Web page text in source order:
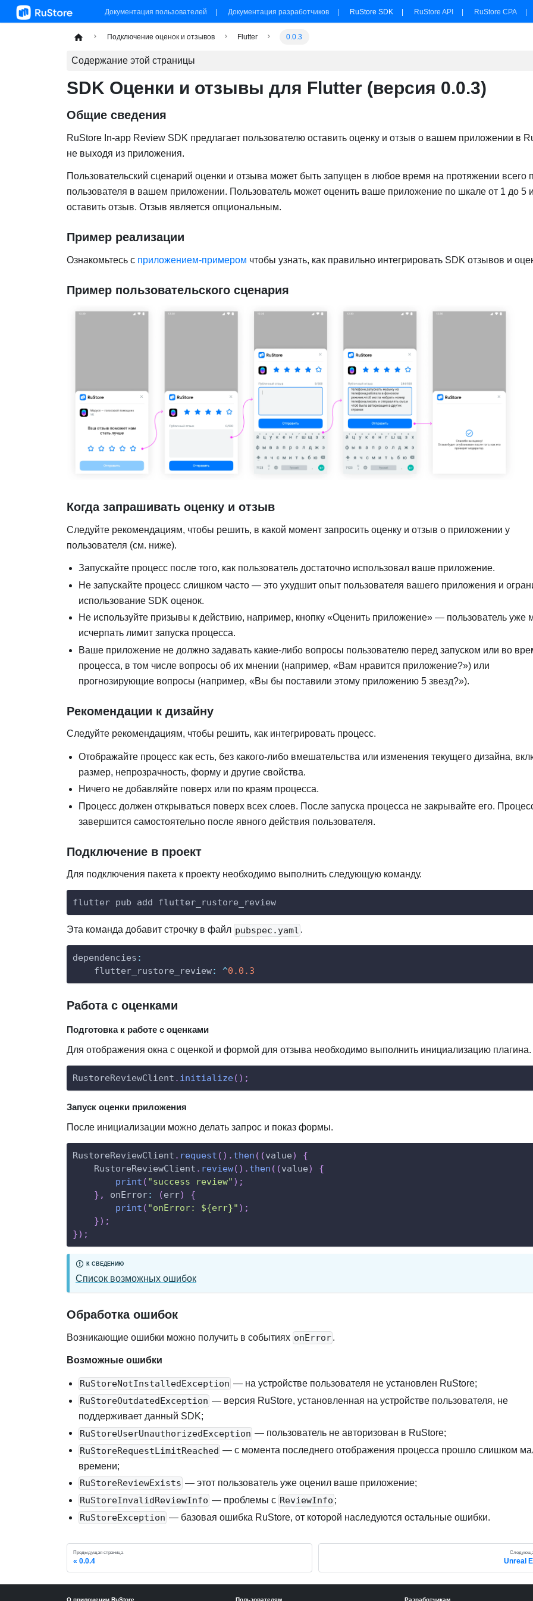
Документация пользователей Документация разработчиков RuStore SDK RuStore API RuStore CPA
Подключение оценок и отзывов Flutter 0.0.3
Содержание этой страницы
SDK Оценки и отзывы для Flutter (версия 0.0.3)
Общие сведения
RuStore In-app Review SDK предлагает пользователю оставить оценку и отзыв о вашем приложении в
не выходя из приложения.
Пользовательский сценарий оценки и отзыва может быть запущен в любое время на протяжении всего
пользователя в вашем приложении. Пользователь может оценить ваше приложение по шкале от 1 до 5
оставить отзыв. Отзыв является опциональным.
Пример реализации
Ознакомьтесь с приложением-примером чтобы узнать, как правильно интегрировать SDK отзывов и
Пример пользовательского сценария
Когда запрашивать оценку и отзыв
Следуйте рекомендациям, чтобы решить, в какой момент запросить оценку и отзыв о приложении у
пользователя (см. ниже).
Запускайте процесс после того, как пользователь достаточно использовал ваше приложение.
Не запускайте процесс слишком часто — это ухудшит опыт пользователя вашего приложения и
использование SDK оценок.
Не используйте призывы к действию, например, кнопку «Оценить приложение» — пользователь уже
исчерпать лимит запуска процесса.
Ваше приложение не должно задавать какие-либо вопросы пользователю перед запуском или во
процесса, в том числе вопросы об их мнении (например, «Вам нравится приложение?») или
прогнозирующие вопросы (например, «Вы бы поставили этому приложению 5 звезд?»).
Рекомендации к дизайну
Следуйте рекомендациям, чтобы решить, как интегрировать процесс.
Отображайте процесс как есть, без какого-либо вмешательства или изменения текущего дизайна,
размер, непрозрачность, форму и другие свойства.
Ничего не добавляйте поверх или по краям процесса.
Процесс должен открываться поверх всех слоев. После запуска процесса не закрывайте его.
завершится самостоятельно после явного действия пользователя.
Подключение в проект
Для подключения пакета к проекту необходимо выполнить следующую команду.
flutter pub add flutter_rustore_review
Эта команда добавит строчку в файл pubspec.yaml .
dependencies :
flutter_rustore_review: ^0.0 .3
Работа с оценками
Подготовка к работе с оценками
Для отображения окна с оценкой и формой для отзыва необходимо выполнить инициализацию плагина.
RustoreReviewClient . initialize( ) ;
Запуск оценки приложения
После инициализации можно делать запрос и показ формы.
RustoreReviewClient . request ( ) . then ( (value)
{
RustoreReviewClient . review( ) . then ( (value)
{
print ( "success review" ) ;
} , onError: (err)
{
print ( "onError: ${err}" ) ;
}) ;
}) ;
К СВЕДЕНИЮ
Список возможных ошибок
Обработка ошибок
Возникающие ошибки можно получить в событиях onError.
Возможные ошибки
RuStoreNotInstalledException — на устройстве пользователя не установлен RuStore;
RuStoreOutdatedException — версия RuStore, установленная на устройстве пользователя, не
поддерживает данный SDK;
RuStoreUserUnauthorizedException — пользователь не авторизован в RuStore;
RuStoreRequestLimitReached — с момента последнего отображения процесса прошло слишком
времени;
RuStoreReviewExists — этот пользователь уже оценил ваше приложение;
RuStoreInvalidReviewInfo — проблемы с ReviewInfo ;
RuStoreException — базовая ошибка RuStore, от которой наследуются остальные ошибки.
Предыдущая страница
0.0.4 Unreal
О приложении RuStore Пользователям Разработчикам